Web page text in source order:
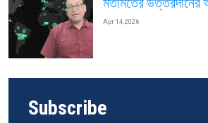
Apr 14, 2026
Subscribe